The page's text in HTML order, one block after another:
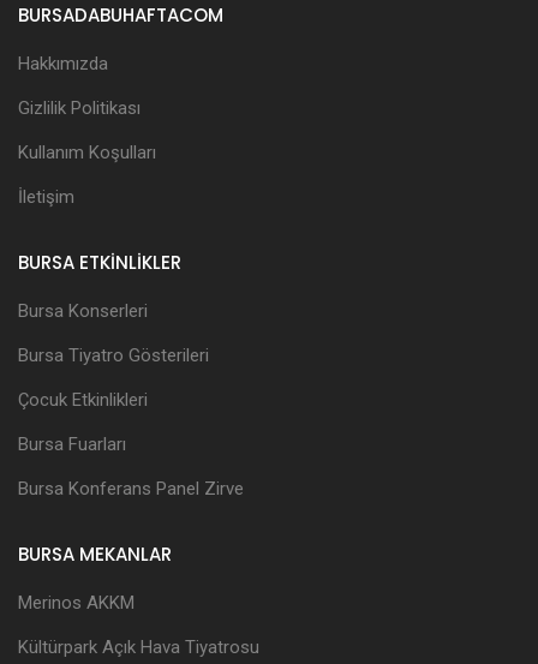
BURSADABUHAFTACOM
Hakkımızda
Gizlilik Politikası
Kullanım Koşulları
İletişim
BURSA ETKİNLİKLER
Bursa Konserleri
Bursa Tiyatro Gösterileri
Çocuk Etkinlikleri
Bursa Fuarları
Bursa Konferans Panel Zirve
BURSA MEKANLAR
Merinos AKKM
Kültürpark Açık Hava Tiyatrosu